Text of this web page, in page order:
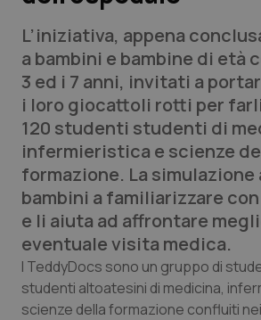
QS Pro
Professionisti Sanitari.AI
Abruzzo
Basilicata
Calabria
Campania
QS Pro Gold
Artrite & artrosi
Asma & BPCO
Car-T
QS Club Newsletter
L’iniziativa, appena
a bambini e bambine di età
3 ed i 7 anni, invitati a
i loro giocattoli rotti per
120 studenti studenti di
infermieristica e scienze
formazione. La simulazione
bambini a familiarizzare
e li aiuta ad affrontare
eventuale visita medica.
I TeddyDocs sono un gruppo di
studenti altoatesini di medicina,
scienze della formazione confluiti